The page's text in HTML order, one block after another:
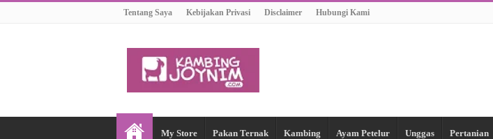
Tentang Saya Kebijakan Privasi Disclaimer Hubungi Kami
My Store Pakan Ternak Kambing Ayam Petelur Unggas Pertanian